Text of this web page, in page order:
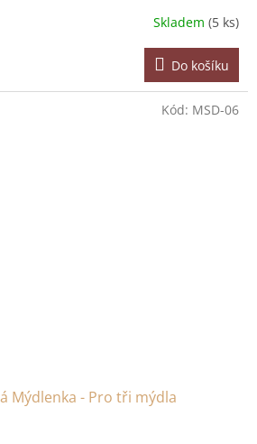
Skladem (5 ks)
Do košíku
Mýdlenka - Pro tři mýdla
Kód: MSD-06